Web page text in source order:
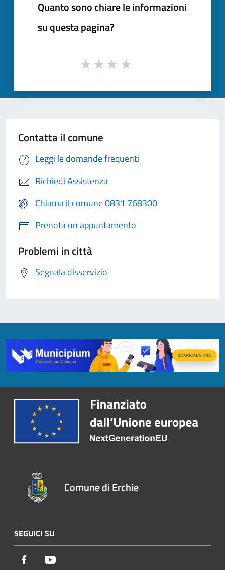
Quanto sono chiare le informazioni
su questa pagina?
Contatta il comune
Leggi le domande frequenti
Richiedi Assistenza
Chiama il comune 0831 768300
Prenota un appuntamento
Problemi in città
Segnala disservizio
Comune di Erchie
SEGUICI SU
Facebook